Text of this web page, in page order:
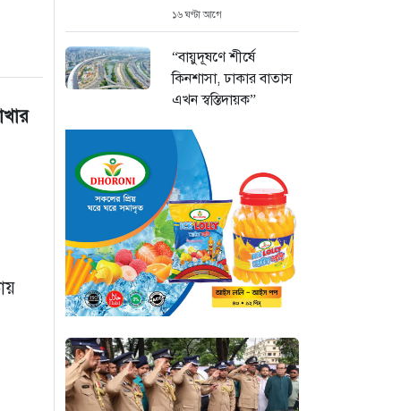
১৬ ঘণ্টা আগে
“বায়ুদূষণে শীর্ষে
কিনশাসা, ঢাকার বাতাস
এখন স্বস্তিদায়ক”
“জনগণের জন্য গণতন্ত্র
চিরস্থায়ী করার প্রত্যয়
ভারপ্রাপ্ত রাষ্ট্রপতির”
১৬ ঘণ্টা আগে
জুলাই গণঅভ্যুত্থান
দিবসে সিএমপির শ্রদ্ধা:
নিউমার্কেটের স্মৃতিস্তম্ভে
পুষ্পস্তবক অর্পণ
১৭ ঘণ্টা আগে